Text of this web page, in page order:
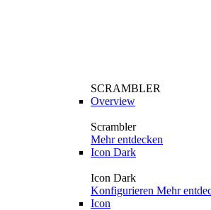
SCRAMBLER
Overview
Scrambler
Mehr entdecken
Icon Dark
Icon Dark
Konfigurieren Mehr
Icon